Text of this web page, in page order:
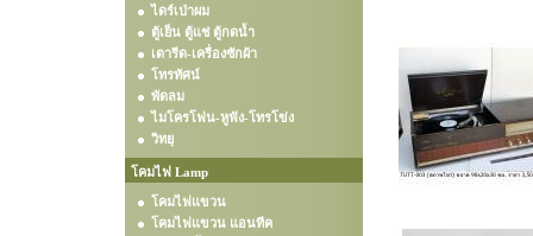
ไดร์เป่าผม
ตู้เย็น ตู้แช่ ตู้กดน้ำ
เตารีด-เครื่องซักผ้า
โทรทัศน์
พัดลม
ไมโครโฟน-หูฟัง-โทรโข่ง
วิทยุ
โคมไฟ Lamp
โคมไฟแขวน
โคมไฟแขวน แอนทีค